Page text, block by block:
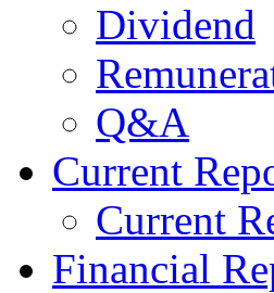
Dividend
Q&A
Current
Current
Financial